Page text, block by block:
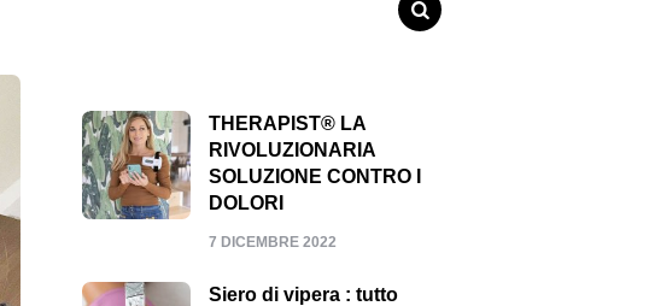
THERAPIST® LA
RIVOLUZIONARIA
SOLUZIONE CONTRO I
DOLORI
7 DICEMBRE 2022
Siero di vipera : tutto